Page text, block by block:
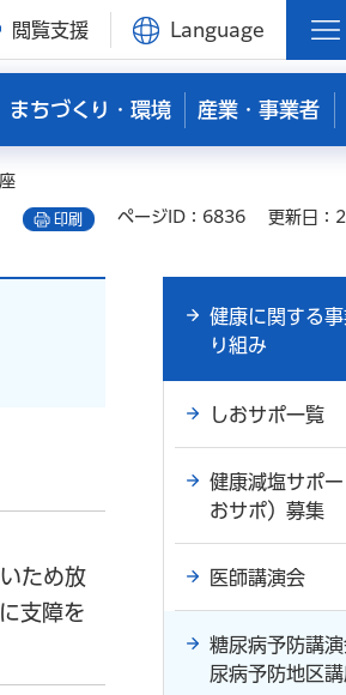
閲覧支援 Language
まちづくり・環境 産業・事業者
印刷 ページID：6836 更新日：
ため放
支障を
健康に関する
り組み
しおサポ一覧
健康減塩サポ
おサポ）募集
医師講演会
糖尿病予防講
尿病予防地区